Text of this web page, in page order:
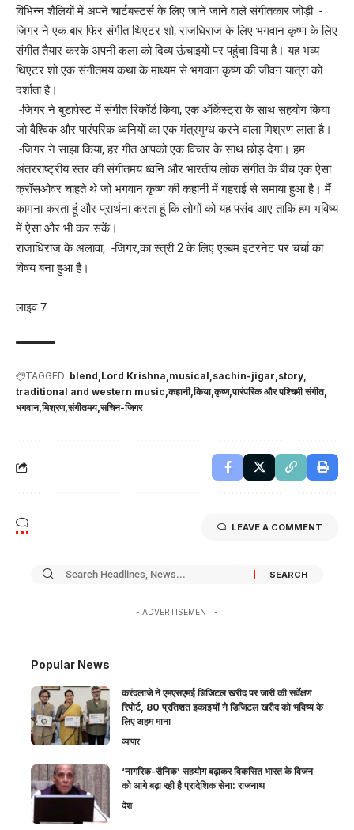
विभिन्न शैलियों में अपने चार्टबस्टर्स के लिए जाने जाने वाले संगीतकार जोड़ी -
जिगर ने एक बार फिर संगीत थिएटर शो, राजधिराज के लिए भगवान कृष्ण के लिए
संगीत तैयार करके अपनी कला को दिव्य ऊंचाइयों पर पहुंचा दिया है। यह भव्य
थिएटर शो एक संगीतमय कथा के माध्यम से भगवान कृष्ण की जीवन यात्रा को
दर्शाता है।
-जिगर ने बुडापेस्ट में संगीत रिकॉर्ड किया, एक ऑर्केस्ट्रा के साथ सहयोग किया
जो वैश्विक और पारंपरिक ध्वनियों का एक मंत्रमुग्ध करने वाला मिश्रण लाता है।
-जिगर ने साझा किया, हर गीत आपको एक विचार के साथ छोड़ देगा। हम
अंतरराष्ट्रीय स्तर की संगीतमय ध्वनि और भारतीय लोक संगीत के बीच एक ऐसा
क्रॉसओवर चाहते थे जो भगवान कृष्ण की कहानी में गहराई से समाया हुआ है। मैं
कामना करता हूं और प्रार्थना करता हूं कि लोगों को यह पसंद आए ताकि हम भविष्य
में ऐसा और भी कर सकें।
राजाधिराज के अलावा, -जिगर,का स्त्री 2 के लिए एल्बम इंटरनेट पर चर्चा का
विषय बना हुआ है।
लाइव 7
TAGGED: blend Lord Krishna musical sachin-jigar story
traditional and western music कहानी किया कृष्ण पारंपरिक और पश्चिमी संगीत
भगवान मिश्रण संगीतमय सचिन-जिगर
LEAVE A COMMENT
- ADVERTISEMENT -
Popular News
करंदलाजे ने एमएसएमई डिजिटल खरीद पर जारी की सर्वेक्षण
रिपोर्ट, 80 प्रतिशत इकाइयों ने डिजिटल खरीद को भविष्य के
लिए अहम माना
व्यापार
‘नागरिक-सैनिक’ सहयोग बढ़ाकर विकसित भारत के विजन
को आगे बढ़ा रही है प्रादेशिक सेना: राजनाथ
देश